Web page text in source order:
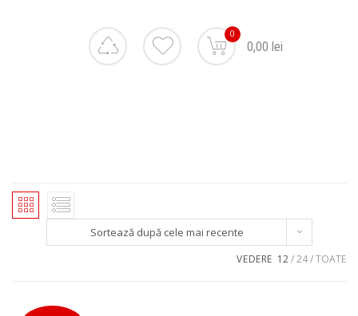
0
0,00 lei
Sortează după cele mai recente
VEDERE 12 24 TOATE